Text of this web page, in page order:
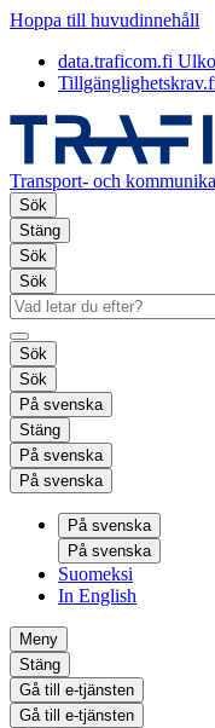
Hoppa till huvudinnehåll
data.traficom.fi
Transport- och
Sök
Stäng
Sök
Sök
Sök
Sök
På svenska
Stäng
På svenska
På svenska
På svenska
På svenska
Suomeksi
In English
Meny
Stäng
Gå till e-tjänsten
Gå till e-tjänsten